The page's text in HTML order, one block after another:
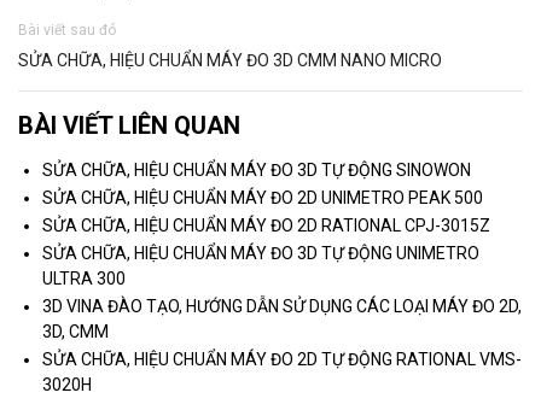
Bài viết sau đó
SỬA CHỮA, HIỆU CHUẨN MÁY ĐO 3D CMM NANO MICRO
BÀI VIẾT LIÊN QUAN
SỬA CHỮA, HIỆU CHUẨN MÁY ĐO 3D TỰ ĐỘNG SINOWON
SỬA CHỮA, HIỆU CHUẨN MÁY ĐO 2D UNIMETRO PEAK 500
SỬA CHỮA, HIỆU CHUẨN MÁY ĐO 2D RATIONAL CPJ-3015Z
SỬA CHỮA, HIỆU CHUẨN MÁY ĐO 3D TỰ ĐỘNG UNIMETRO
ULTRA 300
3D VINA ĐÀO TẠO, HƯỚNG DẪN SỬ DỤNG CÁC LOẠI MÁY ĐO 2D,
3D, CMM
SỬA CHỮA, HIỆU CHUẨN MÁY ĐO 2D TỰ ĐỘNG RATIONAL VMS-
3020H